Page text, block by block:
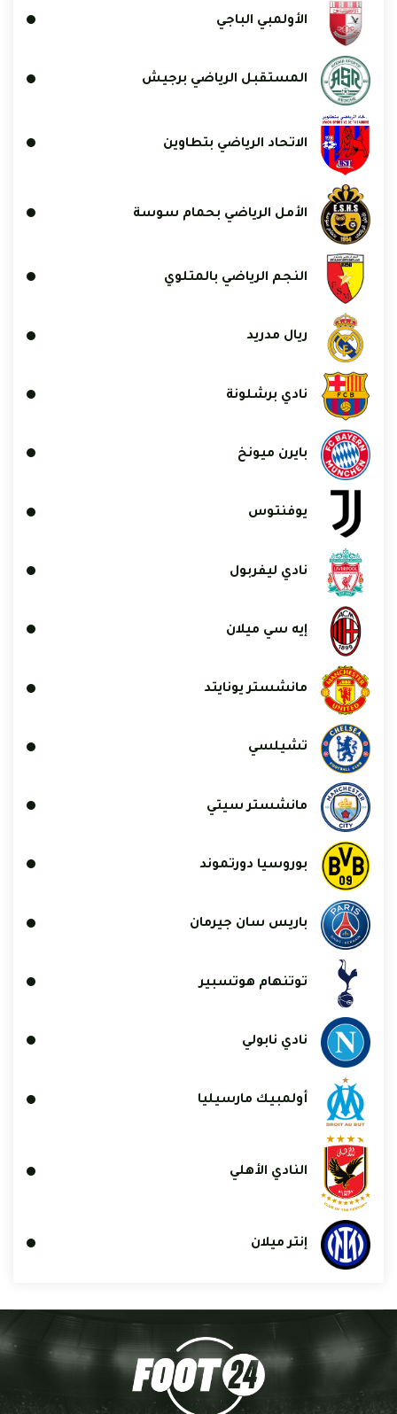
الأولمبي الباجي
المستقبل الرياضي برجيش
الاتحاد الرياضي بتطاوين
الأمل الرياضي بحمام سوسة
النجم الرياضي بالمتلوي
ريال مدريد
نادي برشلونة
بايرن ميونخ
يوفنتوس
نادي ليفربول
إيه سي ميلان
مانشستر يونايتد
تشيلسي
مانشستر سيتي
بوروسيا دورتموند
باريس سان جيرمان
توتنهام هوتسبير
نادي نابولي
أولمبيك مارسيليا
النادي الأهلي
إنتر ميلان